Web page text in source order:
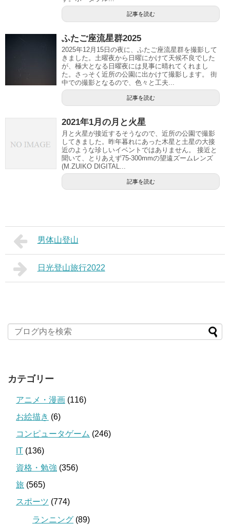
記事を読む
ふたご座流星群2025
2025年12月15日の夜に、ふたご座流星群を撮影して
きました。土曜夜から日曜にかけて天候不良でした
が、極大となる日曜夜には見事に晴れてくれまし
た。さっそく近所の公園に出かけて撮影します。 街
中での撮影となるので、色々と工夫...
記事を読む
2021年1月の月と火星
月と火星が接近するそうなので、近所の公園で撮影
してきました。昨年暮れにあった木星と土星の大接
近のような珍しいイベントではありません。 接近と
聞いて、とりあえず75-300mmの望遠ズームレンズ
(M.ZUIKO DIGITAL...
記事を読む
男体山登山
日光登山旅行2022
カテゴリー
アニメ・漫画 (116)
お絵描き (6)
コンピュータゲーム (246)
IT (136)
資格・勉強 (356)
旅 (565)
スポーツ (774)
ランニング (89)